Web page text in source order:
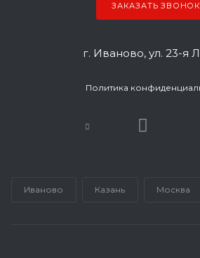
ЗАКАЗАТЬ ЗВОНОК
г. Иваново, ул. 23-я
Политика
Иваново Казань Москва